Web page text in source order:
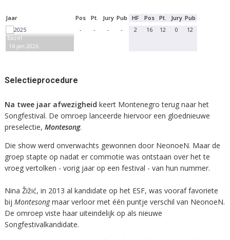
Jaar Pos Pt. Jury Pub HF Pos Pt. Jury Pub
Bazel
14 jan 2026
- - - - 2 16 12 0 12
Selectieprocedure
Na twee jaar afwezigheid keert Montenegro terug naar het
Songfestival. De omroep lanceerde hiervoor een gloednieuwe
preselectie, Montesong.
Die show werd onverwachts gewonnen door NeonoeN. Maar de
groep stapte op nadat er commotie was ontstaan over het te
vroeg vertolken - vorig jaar op een festival - van hun nummer.
Nina Žižić, in 2013 al kandidate op het ESF, was vooraf favoriete
bij Montesongmaar verloor met één puntje verschil van NeonoeN.
De omroep viste haar uiteindelijk op als nieuwe
Songfestivalkandidate.